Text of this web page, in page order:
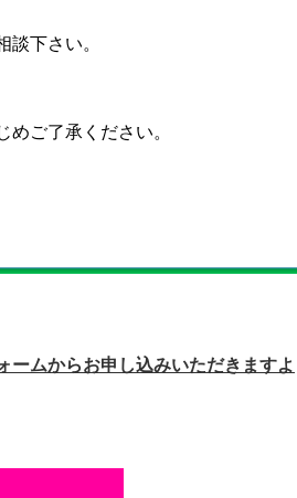
下さい。
ご了承ください。
ムからお申し込みいただきますよ